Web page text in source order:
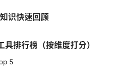
识快速回顾
排行榜（按维度打分）
5